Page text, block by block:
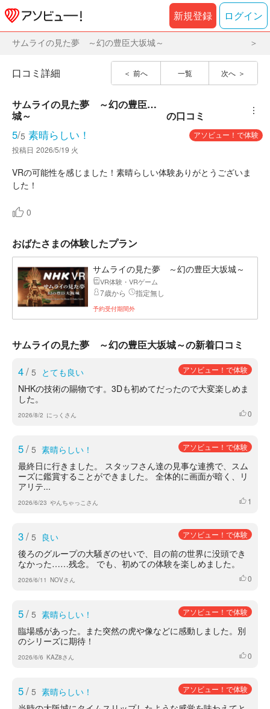
新規登録 ログイン
サムライの見た夢 ～幻の豊臣大坂城～
前へ 一覧 次へ
口コミ詳細
サムライの見た夢　～幻の豊臣大坂
城～
の口コミ ︙
5/5 素晴らしい！
アソビュー！で体験
投稿日 2026/5/19 火
VRの可能性を感じました！素晴らしい体験ありがとうございま
した！
0
おばたさまの体験したプラン
サムライの見た夢 ～幻の豊臣大坂城～
VR体験・VRゲーム
7歳から 指定無し
予約受付期間外
サムライの見た夢 ～幻の豊臣大坂城～の新着口コミ
4/ 5 とても良い アソビュー！で体験
NHKの技術の賜物です。3Dも初めてだったので大変楽しめま
した。
2026/8/2 にっくさん いいね
0
5/ 5 素晴らしい！ アソビュー！で体験
最終日に行きました。 スタッフさん達の見事な連携で、スム
ーズに鑑賞することができました。 全体的に画面が暗く、リ
アリテ...
2026/6/23 やんちゃっこさん いいね
1
3/ 5 良い アソビュー！で体験
後ろのグループの大騒ぎのせいで、目の前の世界に没頭でき
なかった……残念。 でも、初めての体験を楽しめました。
2026/6/11 NOVさん いいね
0
5/ 5 素晴らしい！ アソビュー！で体験
臨場感があった。また突然の虎や像などに感動しました。別
のシリーズに期待！
2026/6/6 KAZ8さん いいね
0
5/ 5 素晴らしい！ アソビュー！で体験